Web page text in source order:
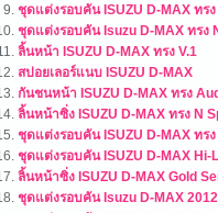
ชุดแต่งรอบคัน ISUZU D-MAX ทรง
ชุดแต่งรอบคัน Isuzu D-MAX ทรง
ลิ้นหน้า ISUZU D-MAX ทรง V.1
สปอยเลอร์แนบ ISUZU D-MAX
กันชนหน้า ISUZU D-MAX ทรง
ลิ้นหน้าซิ่ง ISUZU D-MAX ทรง N
ชุดแต่งรอบคัน ISUZU D-MAX ทร
ชุดแต่งรอบคัน ISUZU D-MAX Hi-
ลิ้นหน้าซิ่ง ISUZU D-MAX Gold
ชุดแต่งรอบคัน Isuzu D-MAX